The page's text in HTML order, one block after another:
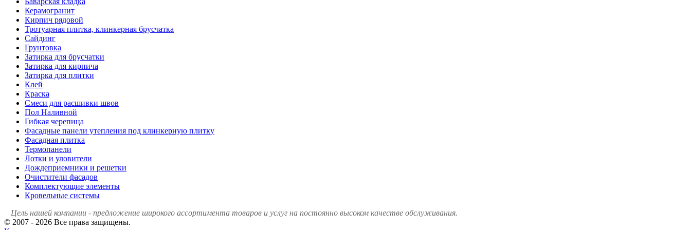
Керамогранит
Кирпич рядовой
Тротуарная плитка, клинкерная брусчатка
Сайдинг
Грунтовка
Затирка для брусчатки
Затирка для кирпича
Затирка для плитки
Клей
Краска
Смеси для расшивки швов
Пол Наливной
Гибкая черепица
Фасадные панели утепления под клинкерную плитку
Фасадная плитка
Термопанели
Лотки и уловители
Дождеприемники и решетки
Очистители фасадов
Комплектующие элементы
Кровельные системы
Цель нашей компании - предложение широкого ассортимента товаров и услуг на постоянно высоком качестве обслуживания.
© 2007 - 2026 Все права защищены.